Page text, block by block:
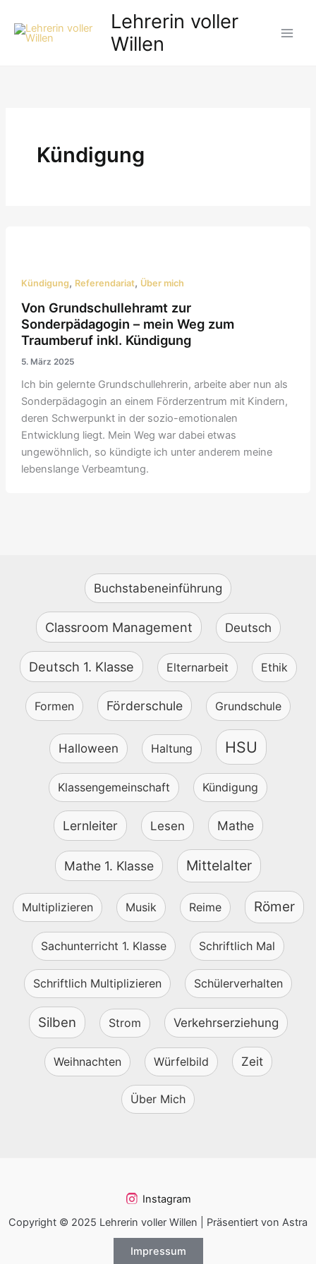
Inhalt
springen
Lehrerin voller
Willen
Kündigung
Kündigung, Referendariat, Über mich
Von Grundschullehramt zur
Sonderpädagogin – mein Weg zum
Traumberuf inkl. Kündigung
5. März 2025
Ich bin gelernte Grundschullehrerin, arbeite aber nun als
Sonderpädagogin an einem Förderzentrum mit Kindern,
deren Schwerpunkt in der sozio-emotionalen
Entwicklung liegt. Mein Weg war dabei etwas
ungewöhnlich, so kündigte ich unter anderem meine
lebenslange Verbeamtung.
Buchstabeneinführung
Classroom Management Deutsch
Deutsch 1. Klasse Elternarbeit Ethik
Formen Förderschule Grundschule
Halloween Haltung HSU
Klassengemeinschaft Kündigung
Lernleiter Lesen Mathe
Mathe 1. Klasse Mittelalter
Multiplizieren Musik Reime Römer
Sachunterricht 1. Klasse Schriftlich Mal
Schriftlich Multiplizieren Schülerverhalten
Silben Strom Verkehrserziehung
Weihnachten Würfelbild Zeit
Über Mich
Instagram
Copyright © 2025 Lehrerin voller Willen | Präsentiert von Astra
Impressum